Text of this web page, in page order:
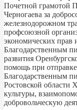
Почетной грамотой
Черногаева за
железнодорожном
профсоюзной
экономических прав
Благодарственным
развития
помощь при
Благодарственным
Ростовской области
культуры,
добровольческую